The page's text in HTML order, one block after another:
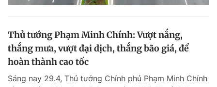
Thủ tướng Phạm Minh Chính: Vượt nắng,
thắng mưa, vượt đại dịch, thắng bão giá, để
hoàn thành cao tốc
Sáng nay 29.4, Thủ tướng Chính phủ Phạm Minh Chính